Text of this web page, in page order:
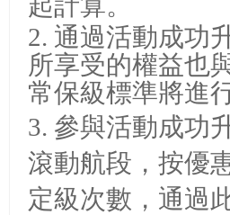
2. 通過活動成功
所享受的權益也
常保級標準將進
3. 參與活動成功
滾動航段，按優
定級次數，通過